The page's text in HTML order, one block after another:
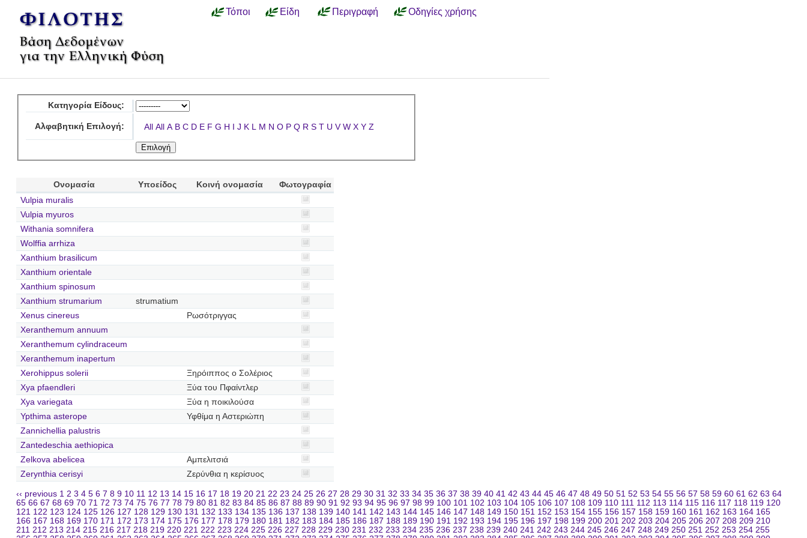
Τόποι Είδη Περιγραφή Οδηγίες χρήσης
Κατηγορία Είδους:
Αλφαβητική Επιλογή: All All A B C D E F G H I J K L M N O P Q R S T U V W X Y Z
Ονομασία Υποείδος Κοινή ονομασία
Φωτογραφία
Vulpia muralis
Vulpia myuros
Withania somnifera
Wolffia arrhiza
Xanthium brasilicum
Xanthium orientale
Xanthium spinosum
Xanthium strumarium
strumatium
Xenus cinereus
Ρωσότριγγας
Xeranthemum annuum
Xeranthemum cylindraceum
Xeranthemum inapertum
Xerohippus solerii
Ξηρόιππος ο Σολέριος
Xya pfaendleri
Ξύα του Πφαίντλερ
Xya variegata
Ξύα η ποικιλούσα
Ypthima asterope
Υφθίμα η Αστεριώπη
Zannichellia palustris
Zantedeschia aethiopica
Zelkova abelicea
Αμπελιτσιά
Zerynthia cerisyi
Ζερύνθια η κερίσυος
‹‹ previous 1 2 3 4 5 6 7 8 9 10 11 12 13 14 15 16 17 18 19 20 21 22 23 24 25 26 27 28 29 30 31 32 33 34 35 36 37 38 39 40 41 42 43 44 45 46 47 48 49 50 51 52 53 54 55 56 57 58 59 60 61 62 63 64
65 66 67 68 69 70 71 72 73 74 75 76 77 78 79 80 81 82 83 84 85 86 87 88 89 90 91 92 93 94 95 96 97 98 99 100 101 102 103 104 105 106 107 108 109 110 111 112 113 114 115 116 117 118 119 120
121 122 123 124 125 126 127 128 129 130 131 132 133 134 135 136 137 138 139 140 141 142 143 144 145 146 147 148 149 150 151 152 153 154 155 156 157 158 159 160 161 162 163 164 165
166 167 168 169 170 171 172 173 174 175 176 177 178 179 180 181 182 183 184 185 186 187 188 189 190 191 192 193 194 195 196 197 198 199 200 201 202 203 204 205 206 207 208 209 210
211 212 213 214 215 216 217 218 219 220 221 222 223 224 225 226 227 228 229 230 231 232 233 234 235 236 237 238 239 240 241 242 243 244 245 246 247 248 249 250 251 252 253 254 255